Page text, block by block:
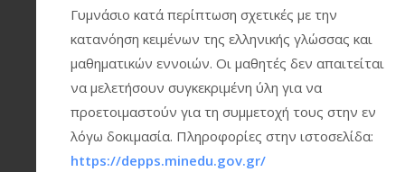
Γυμνάσιο κατά περίπτωση σχετικές με την
κατανόηση κειμένων της ελληνικής γλώσσας και
μαθηματικών εννοιών. Οι μαθητές δεν απαιτείται
να μελετήσουν συγκεκριμένη ύλη για να
προετοιμαστούν για τη συμμετοχή τους στην εν
λόγω δοκιμασία. Πληροφορίες στην ιστοσελίδα:
https://depps.minedu.gov.gr/